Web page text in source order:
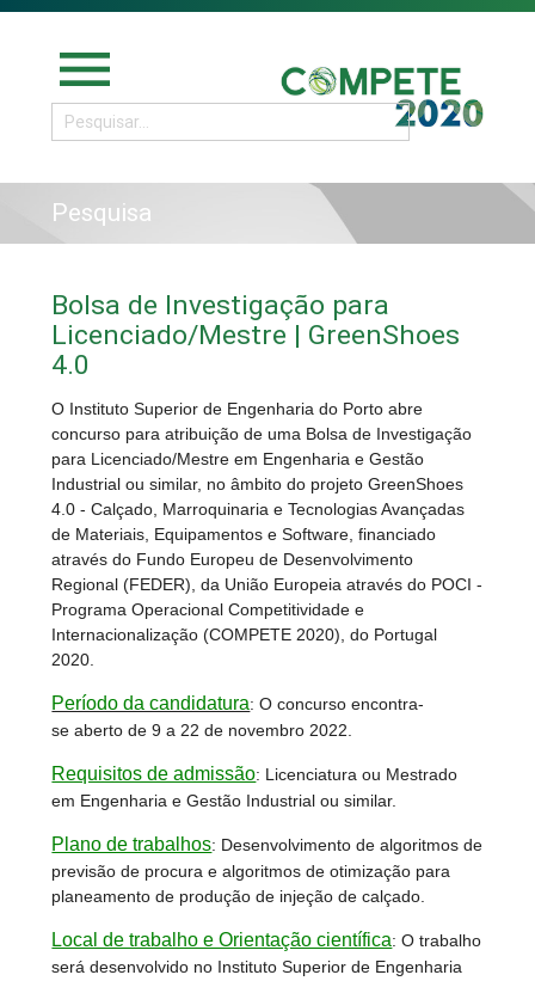
menu
Pesquisa
Bolsa de Investigação para
Licenciado/Mestre | GreenShoes
4.0
O Instituto Superior de Engenharia do Porto abre
concurso para atribuição de uma Bolsa de Investigação
para Licenciado/Mestre em Engenharia e Gestão
Industrial ou similar, no âmbito do projeto GreenShoes
4.0 - Calçado, Marroquinaria e Tecnologias Avançadas
de Materiais, Equipamentos e Software, financiado
através do Fundo Europeu de Desenvolvimento
Regional (FEDER), da União Europeia através do POCI -
Programa Operacional Competitividade e
Internacionalização (COMPETE 2020), do Portugal
2020.
Período da candidatura: O concurso encontra-
se aberto de 9 a 22 de novembro 2022.
Requisitos de admissão: Licenciatura ou Mestrado
em Engenharia e Gestão Industrial ou similar.
Plano de trabalhos: Desenvolvimento de algoritmos de
previsão de procura e algoritmos de otimização para
planeamento de produção de injeção de calçado.
Local de trabalho e Orientação científica:O trabalho
será desenvolvido no Instituto Superior de Engenharia